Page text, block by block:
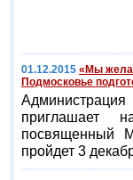
01.12.2015 «Мы
Подмосковье
приглашает
посвященный
пройдет 3